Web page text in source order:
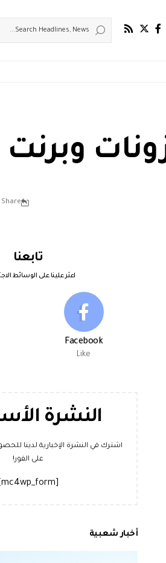
Share
تابعنا
اعثر علينا على الوسائط
Facebook
Like
النشرة
اشترك في النشرة الإخبارية لدينا
على الفور!
[mc4wp_form]
أخبار شعبية